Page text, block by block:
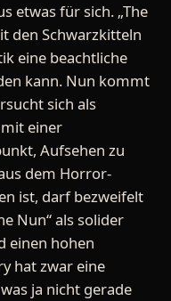
etwas für sich. „The
den Schwarzkitteln
eine beachtliche
kann. Nun kommt
sich als
einer
Aufsehen zu
dem Horror-
ist, darf bezweifelt
Nun“ als solider
einen hohen
hat zwar eine
ja nicht gerade